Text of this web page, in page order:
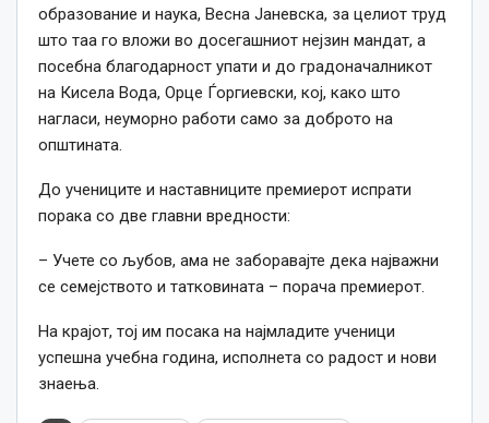
образование и наука, Весна Јаневска, за целиот труд
што таа го вложи во досегашниот нејзин мандат, а
посебна благодарност упати и до градоначалникот
на Кисела Вода, Орце Ѓоргиевски, кој, како што
нагласи, неуморно работи само за доброто на
општината.
До учениците и наставниците премиерот испрати
порака со две главни вредности:
– Учете со љубов, ама не заборавајте дека најважни
се семејството и татковината – порача премиерот.
На крајот, тој им посака на најмладите ученици
успешна учебна година, исполнета со радост и нови
знаења.